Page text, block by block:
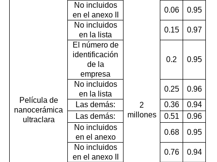
Película de
nanocerámica
ultraclara
2
millones
No incluidos
en el anexo II
0.06
0.95
No incluidos
en la lista
0.15
0.97
El número de
identificación
de la
empresa
0.2 0.95
No incluidos
en la lista
0.25
0.96
Las demás:
0.36
0.94
Las demás:
0.51
0.96
No incluidos
en el anexo
0.68
0.95
No incluidos
en el anexo II
0.76 0.94